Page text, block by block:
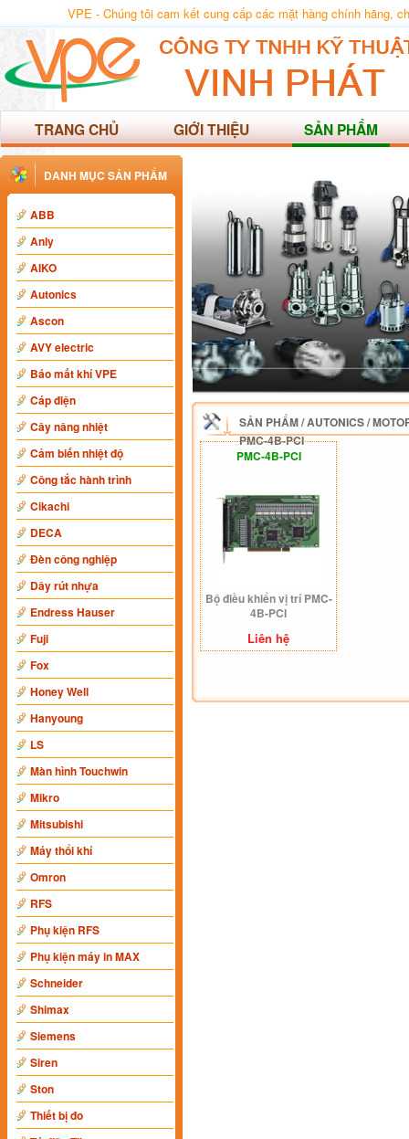
VPE - Chúng tôi cam kết cung cấp các mặt hàng chính hãng,
TRANG CHỦ GIỚI THIỆU SẢN PHẨM
DANH MỤC SẢN PHẨM
ABB
Anly
AIKO
Autonics
Ascon
AVY electric
Báo mất khí VPE
Cáp điện
Cây nâng nhiệt
Cảm biến nhiệt độ
Công tắc hành trình
Cikachi
DECA
Đèn công nghiệp
Dây rút nhựa
Endress Hauser
Fuji
Fox
Honey Well
Hanyoung
LS
Màn hình Touchwin
Mikro
Mitsubishi
Máy thổi khí
Omron
RFS
Phụ kiện RFS
Phụ kiện máy in MAX
Schneider
Shimax
Siemens
Siren
Ston
Thiết bị đo
SẢN PHẨM/AUTONICS/
PMC-4B-PCI
PMC-4B-PCI
Bộ điều khiển vị trí PMC-
4B-PCI
Liên hệ